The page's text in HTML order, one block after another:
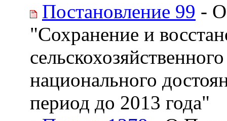
Постановление 99 - О
"Сохранение и
национального
период до 2013 года"